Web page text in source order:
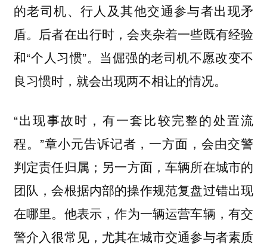
的老司机、行人及其他交通参与者出现矛
盾。后者在出行时，会夹杂着一些既有经验
和“个人习惯”。当倔强的老司机不愿改变不
良习惯时，就会出现两不相让的情况。
“出现事故时，有一套比较完整的处置流
程。”章小元告诉记者，一方面，会由交警
判定责任归属；另一方面，车辆所在城市的
团队，会根据内部的操作规范复盘过错出现
在哪里。 他表示，作为一辆运营车辆，有交
警介入很常见，尤其在城市交通参与者素质